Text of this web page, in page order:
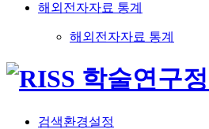
해외전자자료 통계
해외전자자료 통계
검색환경설정